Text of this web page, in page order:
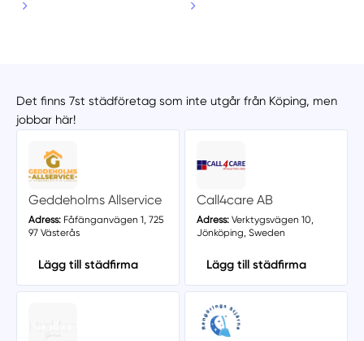
Det finns 7st städföretag som inte utgår från Köping, men
jobbar här!
Geddeholms Allservice
Adress:Fåfänganvägen 1, 725
97 Västerås
Lägg till städfirma
Call4care AB
Adress:Verktygsvägen 10,
Jönköping, Sweden
Lägg till städfirma